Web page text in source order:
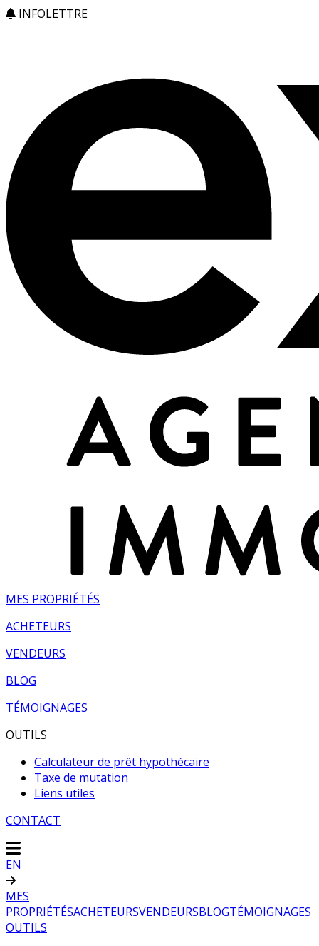
INFOLETTRE
MES PROPRIÉTÉS
ACHETEURS
VENDEURS
BLOG
TÉMOIGNAGES
OUTILS
Calculateur de prêt hypothécaire
Taxe de mutation
Liens utiles
CONTACT
EN
MES
PROPRIÉTÉSACHETEURSVENDEURSBLOGTÉMOIGNAGES
OUTILS